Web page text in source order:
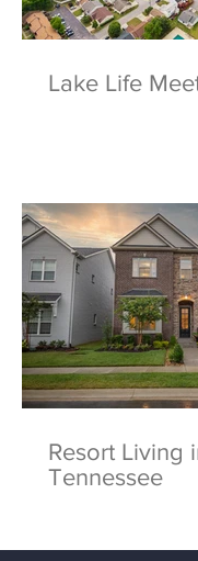
Lake Life
Resort Living
Tennessee